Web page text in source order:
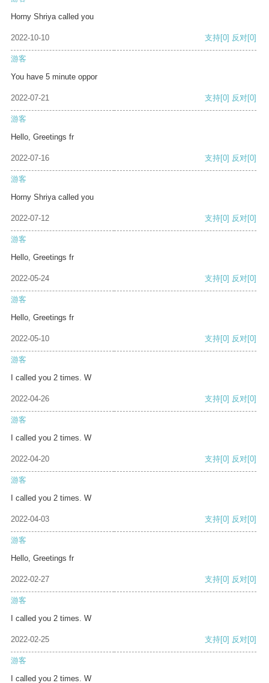
Horny Shriya called you
2022-10-10 支持[0] 反对[0]
游客
You have 5 minute oppor
2022-07-21 支持[0] 反对[0]
游客
Hello, Greetings fr
2022-07-16 支持[0] 反对[0]
游客
Horny Shriya called you
2022-07-12 支持[0] 反对[0]
游客
Hello, Greetings fr
2022-05-24 支持[0] 反对[0]
游客
Hello, Greetings fr
2022-05-10 支持[0] 反对[0]
游客
I called you 2 times. W
2022-04-26 支持[0] 反对[0]
游客
I called you 2 times. W
2022-04-20 支持[0] 反对[0]
游客
I called you 2 times. W
2022-04-03 支持[0] 反对[0]
游客
Hello, Greetings fr
2022-02-27 支持[0] 反对[0]
游客
I called you 2 times. W
2022-02-25 支持[0] 反对[0]
游客
I called you 2 times. W